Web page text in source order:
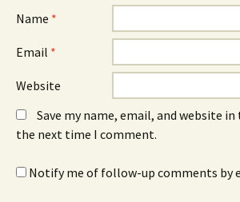
Name *
Email *
Website
Save my name, email, and website
the next time I comment.
Notify me of follow-up comments by